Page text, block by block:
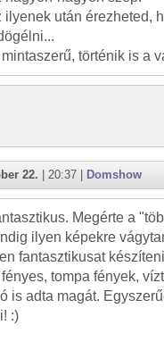
ilyenek után érezheted,
történik is a
22. | 20:37 | Domshow
Megérte a
ilyen képekre
fantasztikusat
tompa fények,
is adta magát.
:)